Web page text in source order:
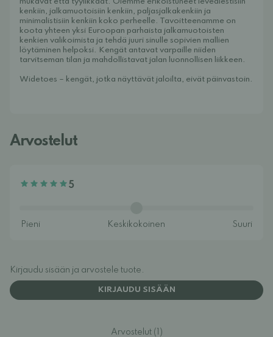
kenkiin, jalkamuotoisiin kenkiin, paljasjalkakenkiin ja
minimalistisiin kenkiin koko perheelle. Tavoitteenamme on
koota yhteen yksi Euroopan parhaista jalkamuotoisten
kenkien valikoimista ja tehdä juuri sinulle sopivien mallien
löytäminen helpoksi. Kengät antavat varpaille niiden
tarvitseman tilan ja mahdollistavat jalan luonnollisen liikkeen.
Widetoes – kengät, jotka näyttävät jaloilta, eivät päinvastoin.
Arvostelut
5
Kirjaudu sisään ja arvostele tuote.
KIRJAUDU SISÄÄN
Arvostelut (1)